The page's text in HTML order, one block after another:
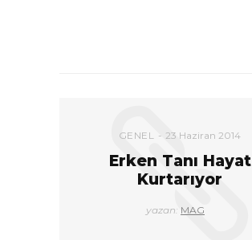
GENEL 23 Haziran 2014
Erken Tanı Hayat
Kurtarıyor
yazan: MAG